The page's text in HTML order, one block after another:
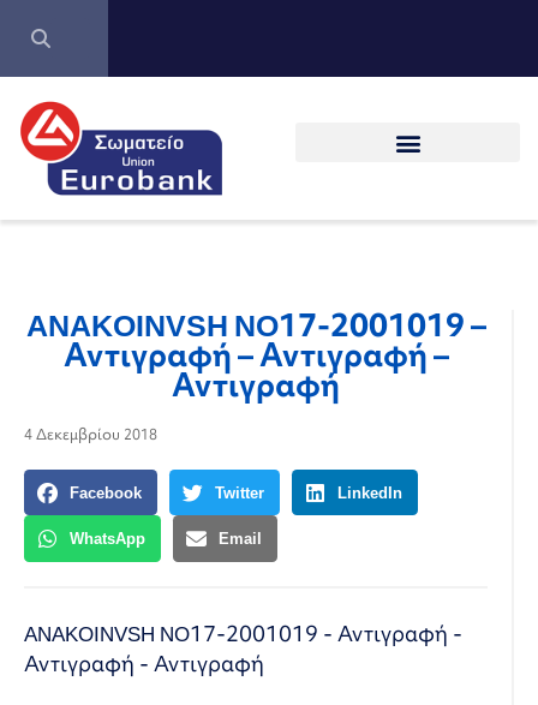
ANAKOINVSH NO17-2001019 –
Αντιγραφή – Αντιγραφή –
Αντιγραφή
4 Δεκεμβρίου 2018
Facebook Twitter LinkedIn
WhatsApp Email
ANAKOINVSH NO17-2001019 - Αντιγραφή -
Αντιγραφή - Αντιγραφή